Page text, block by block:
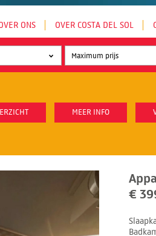
ONS OVER COSTA DEL SOL
MEER INFO
€